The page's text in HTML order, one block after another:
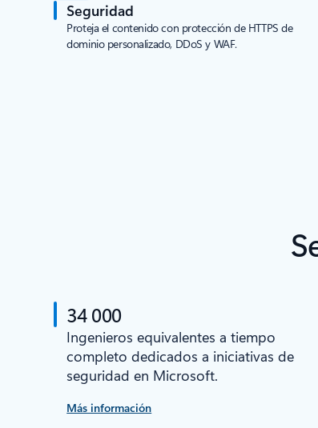
Seguridad
Proteja el contenido con protección de HTTPS de
dominio personalizado, DDoS y WAF.
34 000
Ingenieros equivalentes a tiempo
completo dedicados a iniciativas de
seguridad en Microsoft.
Más información